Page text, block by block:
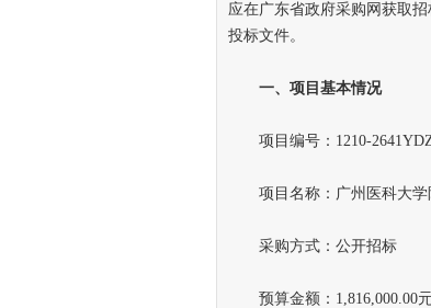
应在广东省政府采购网获取
投标文件。
一、项目基本情况
项目编号：1210-
项目名称：广州医科大学
采购方式：公开招标
预算金额：1,816,000.00